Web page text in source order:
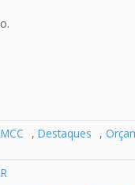
, Destaques ,